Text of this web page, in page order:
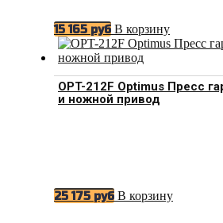
15 165 руб В корзину
OPT-212F Optimus Пресс
и ножной привод
25 175 руб В корзину